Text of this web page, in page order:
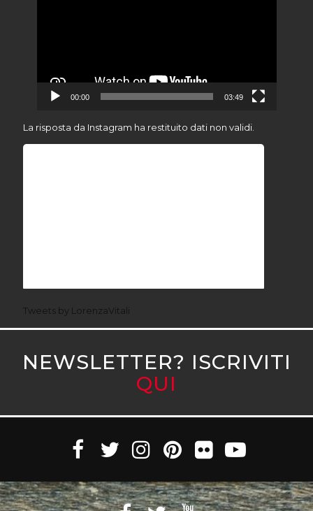
00:00 03:49
La risposta da Instagram ha restituito dati non validi.
Tweets by LorenzaVitali
NEWSLETTER? ISCRIVITI
QUI